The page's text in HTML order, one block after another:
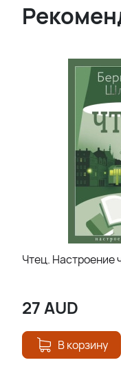
Чтец. Настроение
27AUD
В корзину